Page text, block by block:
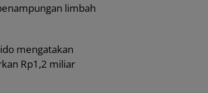
limbah
mengatakan
Rp1,2 miliar